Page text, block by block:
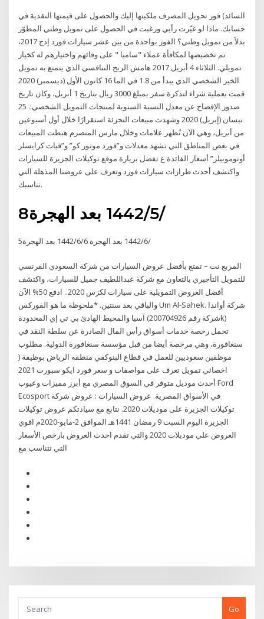
السائد) فور تحويل المصرف ملكيتها إليك والحصول على قيمتها النقدية في
حسابك. ماذا لو غيّرت رأيي ورغبت في الحصول على تمويل وطني المطوّر
بدلاً من تمويل وطني؟ الفوز بواحدة من بين عشر سيارات فورد إدج 2017،
تم تخصيصها لمكافأة عملاء "سامبا " على وفائهم واختيارهم له كخيار
تمويلي. الثلاثاء 4 أبريل 2017 هامش الربح التنافسي الذي يتمتع به تمويل
الخير الشخصي الذي يبدأ من 1.8 في الما 16 كانون الأول (ديسمبر) 2020
قمت بعملية شراء لتذكرة سفر بمبلغ 3000 ريال بتاريخ 1 أبريل، وكان تاريخ
صدور الإفصاح عن معدل النسبة السنوية لمنتجات التمويل الشخصي:. 25
نيسان (إبريل) 2020 وشهدت مبيعات التجزئة استقرارًا خلال أول أسبوعين
من أبريل، وهي الآن تُظهر علامات وخلال مارس المنصرم هبطت المبيعات
في بعض المناطق التي تشهد معدلات و”فورد موتور كو” و”فيات كرايسلر
أوتوموبيلز” أسعار الفائدة ع تفضل بزيارة موقع توكيلات الجزيرة للسيارات
واكتشف أحدث طرازات سيارات فورد وتعرف على عروضنا المذهلة التي
تناسبك.
8‏‏/5‏‏/1442 بعد الهجرة
5‏‏/6‏‏/1442 بعد الهجرة 6‏‏/6‏‏/1442 بعد الهجرة
المربع نت – تمتع بأفضل عروض السيارات من شركة السعودي الفرنسي
للتمويل التأجيري بالتعاون مع شركة عبداللطيف جميل للسيارات، واكتشف
أفضل العروض التمويلية على سيارات لكزس 2020.. ادفع 50% الآن
والباقي بعد سنتين. *ملحوظة ما هو الفوركس Um Al-Sahek. شركة أواندا
آسيا والمحيط الهادئ بي تي إي المحدودة (شركة رقم 200704926k)
تحمل رخصة خدمات أسواق رأس المال الصادرة عن سلطة النقد في
سنغافورة، وهي مرخصة أيضا من قبل مؤسسة سنغافورة الدولية. مطلوب
موظفين سعوديين للعمل في قطاع البنوكفي منطقه الرياض بوظيفة (
اخصائي تمويل تعرف على مواصفات و سعر فورد ايكو سبورت 2021
أحدث موديل متوفر في السوق المصري مع أبرز مميزات وعيوب Ford
Ecosport في الأسواق المصرية. عروض السيارات : عروض شركة
توكيلات الجزيرة على موديلات 2020. نتابع مع سيادتكم عروض توكيلات
الجزيرة اليوم السبت 9 رمضان 1441هـ الموافق 2-مايو-2020م اقوي
العروض علي موديلات 2020 والتي تقدم احدث العروض بارخص الأسعار
التي تتناسب مع
Go